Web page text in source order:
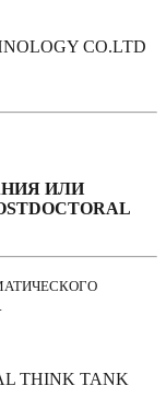
CO.LTD
ИЛИ
THINK TANK